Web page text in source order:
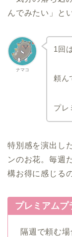
んでみたい」と
ナマコ
1回
頼ん
プレ
特別感を演出し
ンのお花。毎週
構お得に感じる
プレミアムプ
隔週で頼む